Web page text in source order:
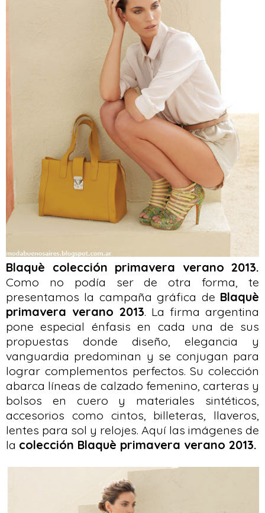
Blaquè colección primavera verano 2013.
Como no podía ser de otra forma, te
presentamos la campaña gráfica de Blaquè
primavera verano 2013. La firma argentina
pone especial énfasis en cada una de sus
propuestas donde diseño, elegancia y
vanguardia predominan y se conjugan para
lograr complementos perfectos. Su colección
abarca líneas de calzado femenino, carteras y
bolsos en cuero y materiales sintéticos,
accesorios como cintos, billeteras, llaveros,
lentes para sol y relojes. Aquí las imágenes de
la colección Blaquè primavera verano 2013.